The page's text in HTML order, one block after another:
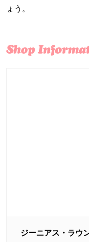
ょう。
ジーニアス・ラウ